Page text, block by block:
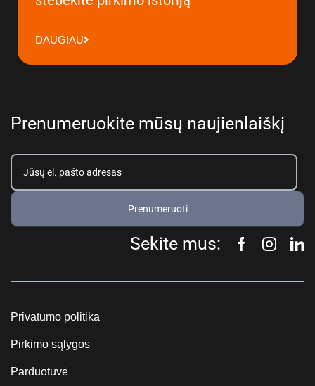
DAUGIAU
Prenumeruokite mūsų naujienlaiškį
Prenumeruoti
Sekite mus:
Privatumo politika
Pirkimo sąlygos
Parduotuvė